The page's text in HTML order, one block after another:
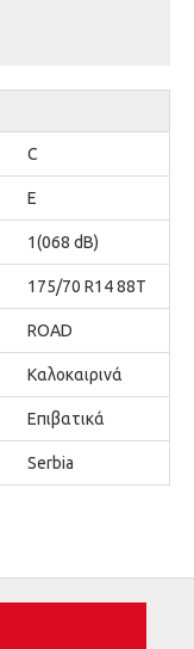
C
E
1(068 dB)
175/70 R14 88T
ROAD
Καλοκαιρινά
Επιβατικά
Serbia